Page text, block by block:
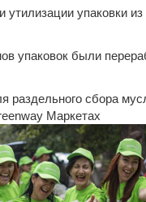
утилизации упаковки
упаковок были
раздельного сбора
Маркетах